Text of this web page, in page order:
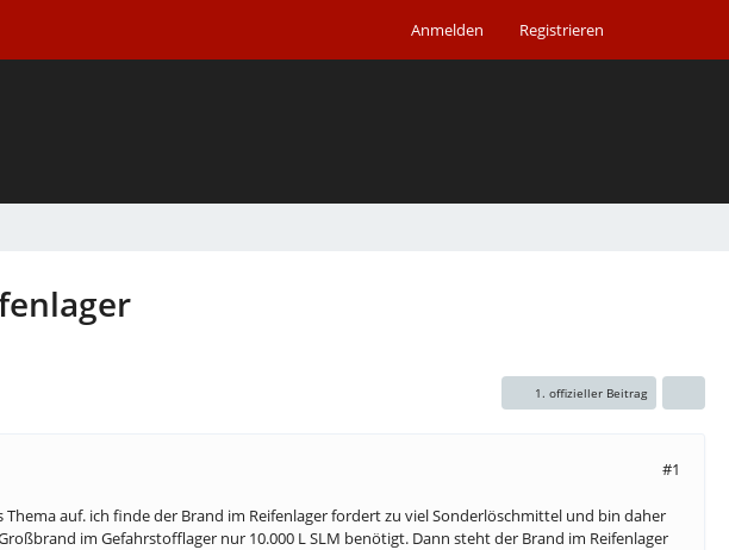
Anmelden Registrieren
1. offizieller Beitrag
#1
auf. ich finde der Brand im Reifenlager fordert zu viel Sonderlöschmittel und bin daher
im Gefahrstofflager nur 10.000 L SLM benötigt. Dann steht der Brand im Reifenlager